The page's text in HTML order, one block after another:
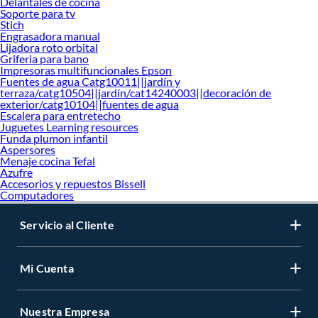
Soporte para tv
Stich
Engrasadora manual
Lijadora roto orbital
Griferia para bano
Impresoras multifuncionales Epson
Fuentes de agua Catg10011||jardín y
terraza/catg10504||jardín/cat14240003||decoración de
exterior/catg10104||fuentes de agua
Escalera para entretecho
Juguetes Learning resources
Funda plumon infantil
Aspersores
Menaje cocina Tefal
Azufre
Accesorios y repuestos Bissell
Computadores
Servicio al Cliente
Mi Cuenta
Nuestra Empresa